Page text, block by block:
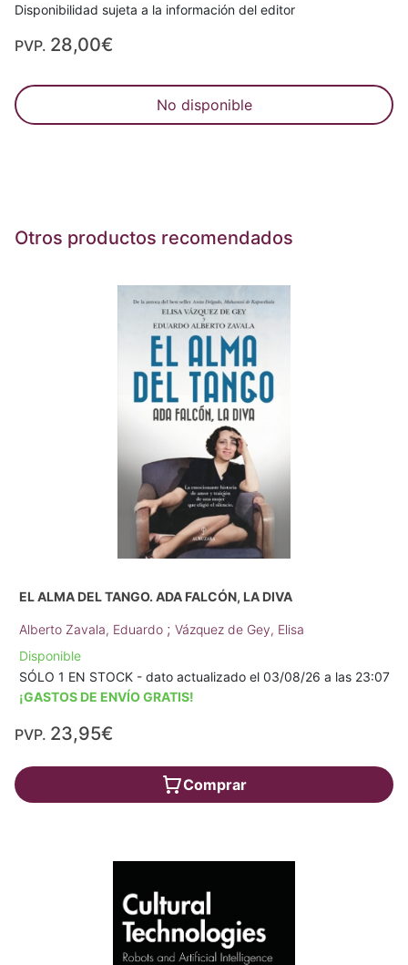
Disponibilidad sujeta a la información del editor
PVP. 28,00€
No disponible
Otros productos recomendados
EL ALMA DEL TANGO. ADA FALCÓN, LA DIVA
Alberto Zavala, Eduardo ; Vázquez de Gey, Elisa
Disponible
SÓLO 1 EN STOCK - dato actualizado el 03/08/26 a las 23:07
¡GASTOS DE ENVÍO GRATIS!
PVP. 23,95€
Comprar